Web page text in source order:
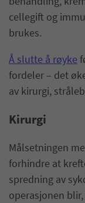
cellegift og
brukes.
Å slutte å røyke
fordeler – det
av kirurgi,
Kirurgi
Målsetningen
forhindre at
spredning av
operasjonen